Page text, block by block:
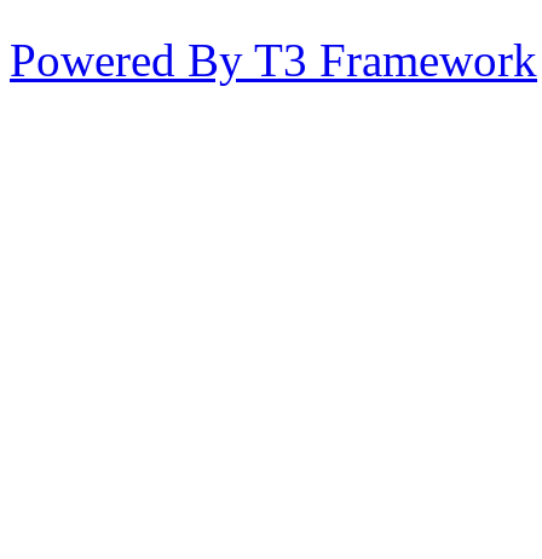
Powered By T3 Framework